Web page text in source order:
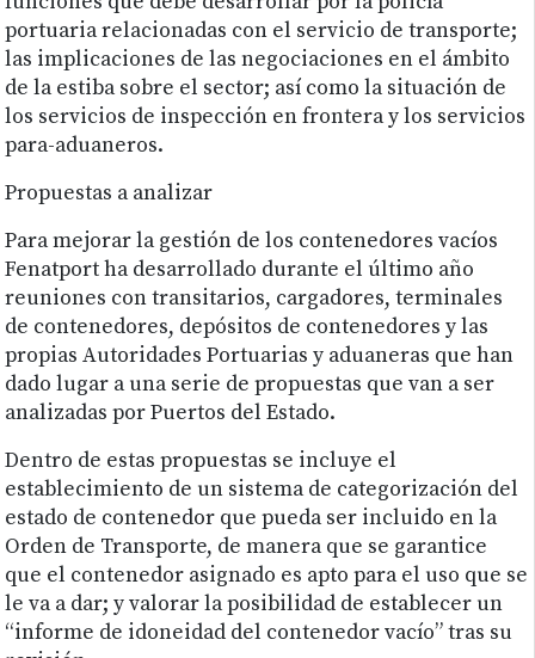
portuaria relacionadas con el servicio de transporte;
las implicaciones de las negociaciones en el ámbito
de la estiba sobre el sector; así como la situación de
los servicios de inspección en frontera y los servicios
para-aduaneros.
Propuestas a analizar
Para mejorar la gestión de los contenedores vacíos
Fenatport ha desarrollado durante el último año
reuniones con transitarios, cargadores, terminales
de contenedores, depósitos de contenedores y las
propias Autoridades Portuarias y aduaneras que han
dado lugar a una serie de propuestas que van a ser
analizadas por Puertos del Estado.
Dentro de estas propuestas se incluye el
establecimiento de un sistema de categorización del
estado de contenedor que pueda ser incluido en la
Orden de Transporte, de manera que se garantice
que el contenedor asignado es apto para el uso que se
le va a dar; y valorar la posibilidad de establecer un
“informe de idoneidad del contenedor vacío” tras su